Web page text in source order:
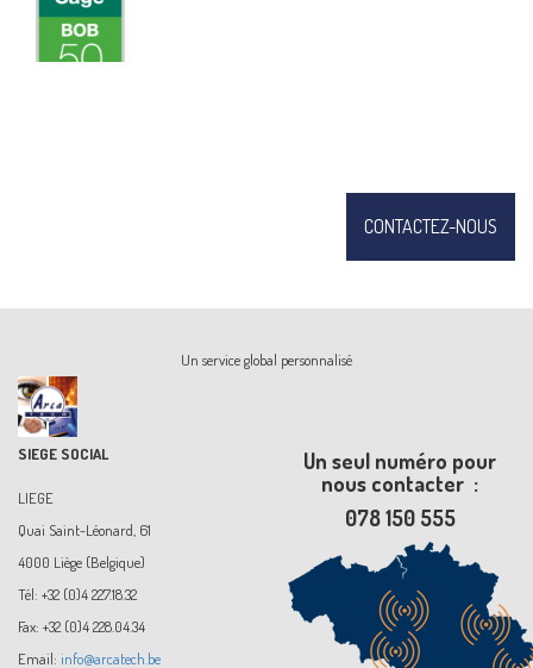
CONTACTEZ-NOUS
Un service global personnalisé
SIEGE SOCIAL
LIEGE
Quai Saint-Léonard, 61
4000 Liège (Belgique)
Tél: +32 (0)4 227.18.32
Fax: +32 (0)4 228.04.34
Email: info@arcatech.be
Un seul numéro pour
nous contacter :
078 150 555